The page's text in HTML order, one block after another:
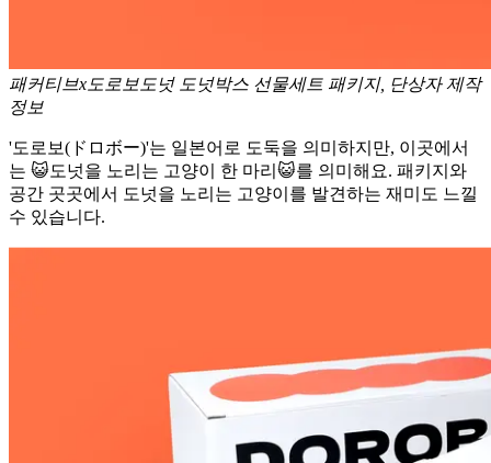
패커티브x도로보도넛 도넛박스 선물세트 패키지, 단상자 제작
정보
'도로보(ドロボー)'는 일본어로 도둑을 의미하지만, 이곳에서
는 😺도넛을 노리는 고양이 한 마리😺를 의미해요. 패키지와
공간 곳곳에서 도넛을 노리는 고양이를 발견하는 재미도 느낄
수 있습니다.